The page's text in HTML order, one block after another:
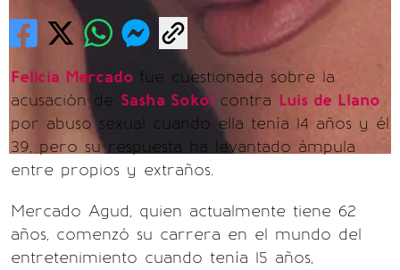
Felicia Mercado fue cuestionada sobre la
acusación de Sasha Sokol contra Luis de Llano
por abuso sexual cuando ella tenía 14 años y él
39, pero su respuesta ha levantado ámpula
entre propios y extraños.
Mercado Agud, quien actualmente tiene 62
años, comenzó su carrera en el mundo del
entretenimiento cuando tenía 15 años,